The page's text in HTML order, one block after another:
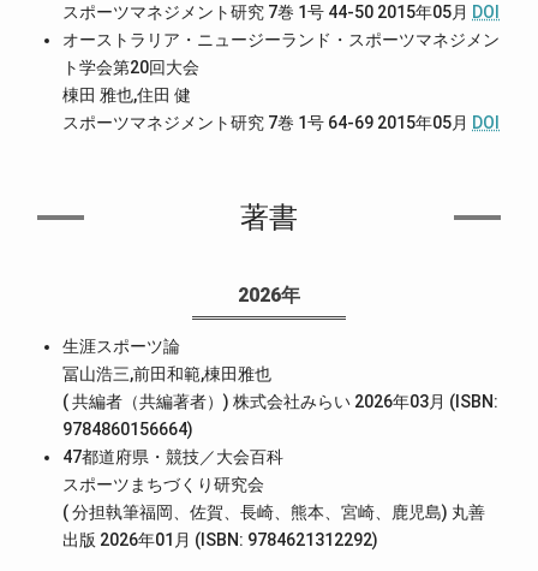
スポーツマネジメント研究 7巻 1号 44-50 2015年05月 DOI
オーストラリア・ニュージーランド・スポーツマネジメン
ト学会第20回大会
棟田 雅也,住田 健
スポーツマネジメント研究 7巻 1号 64-69 2015年05月 DOI
著書
2026年
生涯スポーツ論
冨山浩三,前田和範,棟田雅也
( 共編者（共編著者）) 株式会社みらい 2026年03月 (ISBN:
9784860156664)
47都道府県・競技／大会百科
スポーツまちづくり研究会
( 分担執筆福岡、佐賀、長崎、熊本、宮崎、鹿児島) 丸善
出版 2026年01月 (ISBN: 9784621312292)